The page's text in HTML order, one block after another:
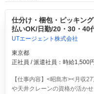
仕分け・梱包・ピッキン
払いOK/日勤/20・30・40
UTエージェント株式会社
東京都
正社員 / 派遣社員：時給1,500
【仕事内容】<昭島市><月収
や天井クレーンの資格が活か